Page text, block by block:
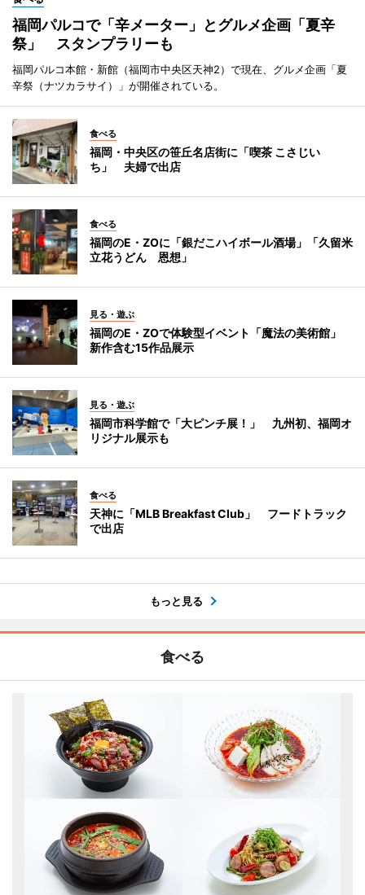
福岡パルコで「辛メーター」とグルメ企画「夏辛
祭」 スタンプラリーも
福岡パルコ本館・新館（福岡市中央区天神2）で現在、グルメ企画「夏
辛祭（ナツカラサイ）」が開催されている。
食べる
福岡・中央区の笹丘名店街に「喫茶 こさじい
ち」 夫婦で出店
食べる
福岡のE・ZOに「銀だこハイボール酒場」「久留米
立花うどん 恩想」
見る・遊ぶ
福岡のE・ZOで体験型イベント「魔法の美術館」
新作含む15作品展示
見る・遊ぶ
福岡市科学館で「大ピンチ展！」 九州初、福岡オ
リジナル展示も
食べる
天神に「MLB Breakfast Club」 フードトラック
で出店
もっと見る
食べる